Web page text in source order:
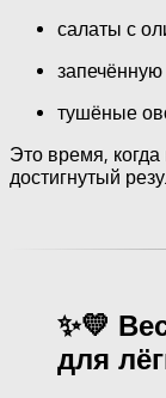
салаты с
тушёные
Это время,
достигнутый
✨💛
для